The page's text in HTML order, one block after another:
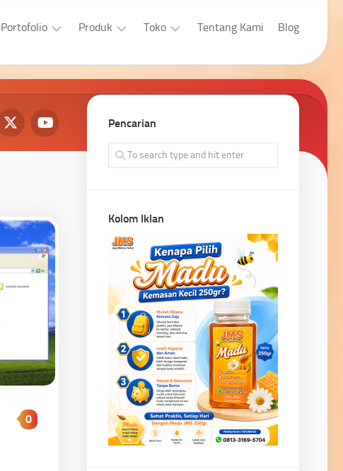
Portofolio
Website
I
Website
Produk
Properti
Aplikasi
Penjualan
Toko Tentang Kami Blog
0
Pencarian
Kolom Iklan